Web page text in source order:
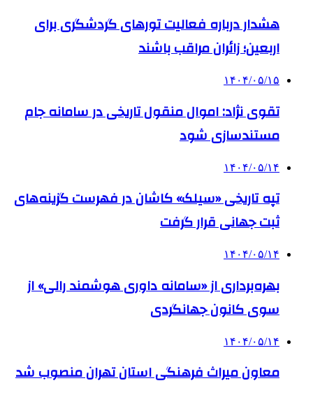
هشدار درباره فعالیت تورهای گردشگری برای
اربعین؛ زائران مراقب باشند
۱۴۰۴/۰۵/۱۵
تقوی نژاد: اموال منقول تاریخی در سامانه جام
مستندسازی شود
۱۴۰۴/۰۵/۱۴
تپه تاریخی «سیلک» کاشان در فهرست گزینه‌های
ثبت جهانی قرار گرفت
۱۴۰۴/۰۵/۱۴
بهره‌برداری از «سامانه داوری هوشمند رالی» از
سوی کانون جهانگردی
۱۴۰۴/۰۵/۱۴
معاون میراث فرهنگی استان تهران منصوب شد